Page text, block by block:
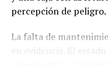
percepción de peligro.
La falta de
en evidencia. El